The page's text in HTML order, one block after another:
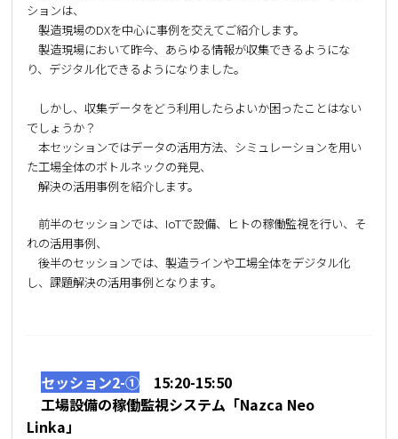
ションは、
製造現場のDXを中心に事例を交えてご紹介します。
製造現場において昨今、あらゆる情報が収集できるようにな
り、デジタル化できるようになりました。
しかし、収集データをどう利用したらよいか困ったことはない
でしょうか？
本セッションではデータの活用方法、シミュレーションを用い
た工場全体のボトルネックの発見、
解決の活用事例を紹介します。
前半のセッションでは、IoTで設備、ヒトの稼働監視を行い、そ
れの活用事例、
後半のセッションでは、製造ラインや工場全体をデジタル化
し、課題解決の活用事例となります。
セッション2-➀
15:20-15:50
工場設備の稼働監視システム「Nazca Neo
Linka」